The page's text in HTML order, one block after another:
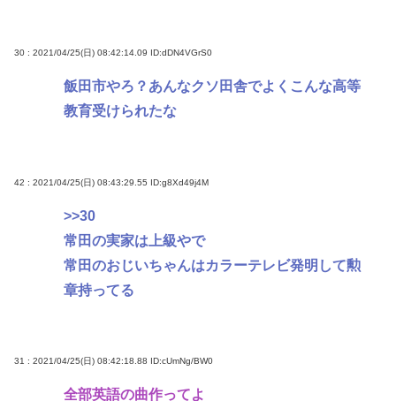
30 : 2021/04/25(日) 08:42:14.09 ID:dDN4VGrS0
飯田市やろ？あんなクソ田舎でよくこんな高等
教育受けられたな
42 : 2021/04/25(日) 08:43:29.55 ID:g8Xd49j4M
>>30
常田の実家は上級やで
常田のおじいちゃんはカラーテレビ発明して勲
章持ってる
31 : 2021/04/25(日) 08:42:18.88 ID:cUmNg/BW0
全部英語の曲作ってよ